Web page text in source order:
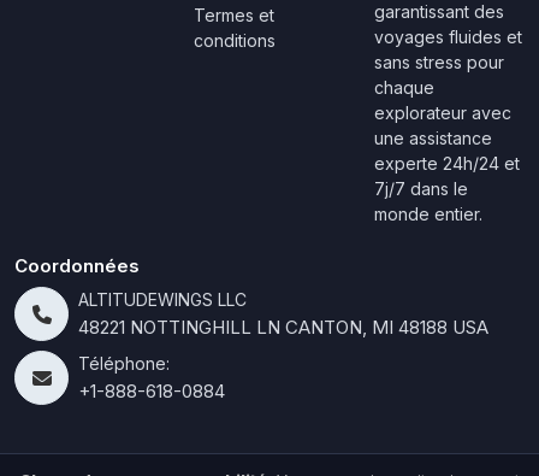
Termes et
conditions
garantissant des
voyages fluides et
sans stress pour
chaque
explorateur avec
une assistance
experte 24h/24 et
7j/7 dans le
monde entier.
Coordonnées
ALTITUDEWINGS LLC
48221 NOTTINGHILL LN CANTON, MI 48188 USA
Téléphone:
+1-888-618-0884